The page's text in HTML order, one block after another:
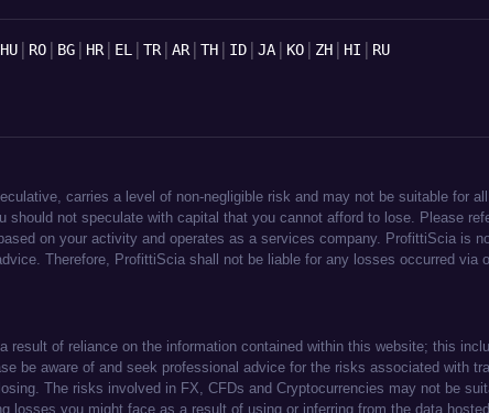
HU | RO | BG | HR| EL | TR| AR| TH | ID | JA | KO | ZH | HI | RU